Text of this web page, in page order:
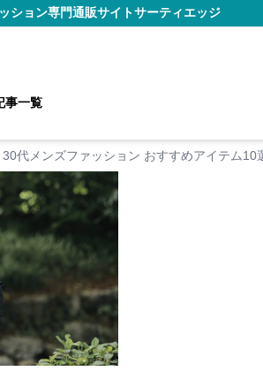
ション専門通販サイトサーティエッジ
事一覧
代メンズファッション おすすめアイテム10